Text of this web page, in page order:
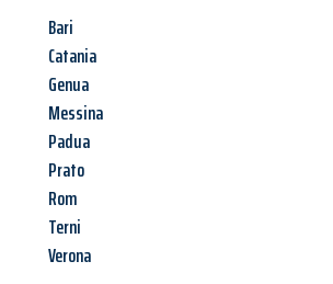
Bari
Catania
Genua
Messina
Padua
Prato
Rom
Terni
Verona